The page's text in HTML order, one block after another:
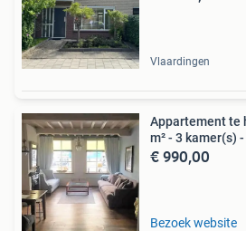
Vlaardingen
Appartement te
m² - 3 kamer(s) -
€ 990,00
Bezoek website